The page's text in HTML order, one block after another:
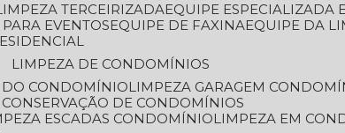
TERCEIRIZADA EQUIPE ESPECIALIZADA
EVENTOS EQUIPE DE FAXINA EQUIPE DA
LIMPEZA DE CONDOMÍNIOS
DO CONDOMÍNIO LIMPEZA GARAGEM
CONSERVAÇÃO DE CONDOMÍNIOS
ESCADAS CONDOMÍNIO
LIMPEZA EM